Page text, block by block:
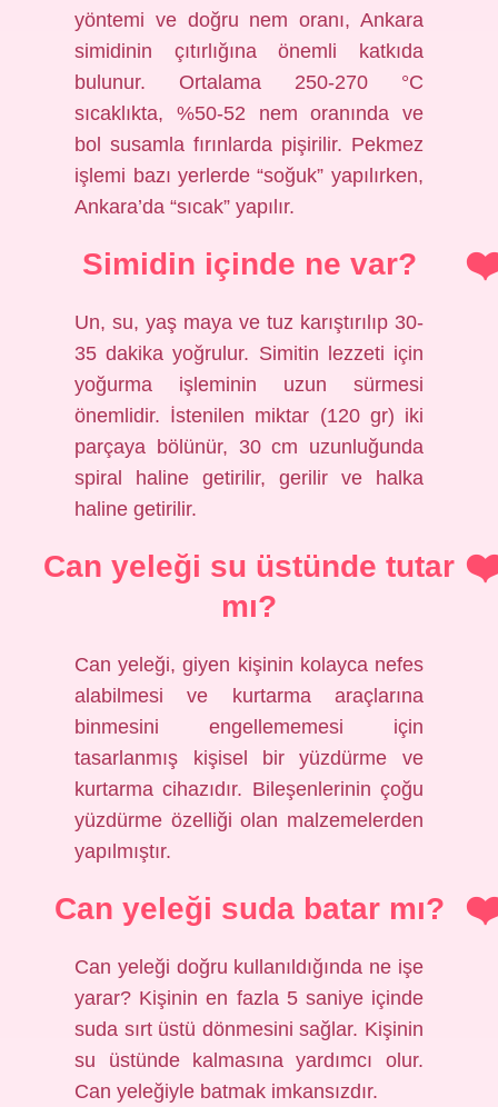
yöntemi ve doğru nem oranı, Ankara
simidinin çıtırlığına önemli katkıda
bulunur. Ortalama 250-270 °C
sıcaklıkta, %50-52 nem oranında ve
bol susamla fırınlarda pişirilir. Pekmez
işlemi bazı yerlerde “soğuk” yapılırken,
Ankara’da “sıcak” yapılır.
Simidin içinde ne var?
Un, su, yaş maya ve tuz karıştırılıp 30-
35 dakika yoğrulur. Simitin lezzeti için
yoğurma işleminin uzun sürmesi
önemlidir. İstenilen miktar (120 gr) iki
parçaya bölünür, 30 cm uzunluğunda
spiral haline getirilir, gerilir ve halka
haline getirilir.
Can yeleği su üstünde tutar
mı?
Can yeleği, giyen kişinin kolayca nefes
alabilmesi ve kurtarma araçlarına
binmesini engellememesi için
tasarlanmış kişisel bir yüzdürme ve
kurtarma cihazıdır. Bileşenlerinin çoğu
yüzdürme özelliği olan malzemelerden
yapılmıştır.
Can yeleği suda batar mı?
Can yeleği doğru kullanıldığında ne işe
yarar? Kişinin en fazla 5 saniye içinde
suda sırt üstü dönmesini sağlar. Kişinin
su üstünde kalmasına yardımcı olur.
Can yeleğiyle batmak imkansızdır.